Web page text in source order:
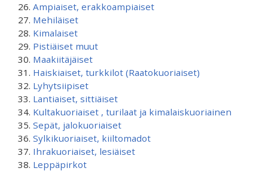
Ampiaiset, erakkoampiaiset
Mehiläiset
Kimalaiset
Pistiäiset muut
Maakiitäjäiset
Haiskiaiset, turkkilot (Raatokuoriaiset)
Lyhytsiipiset
Lantiaiset, sittiäiset
Kultakuoriaiset , turilaat ja kimalaiskuoriainen
Sepät, jalokuoriaiset
Sylkikuoriaiset, kiiltomadot
Ihrakuoriaiset, lesiäiset
Leppäpirkot